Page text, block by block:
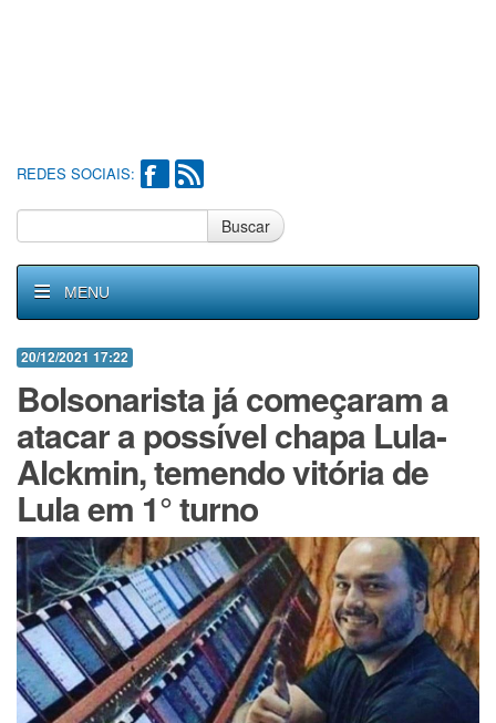
REDES SOCIAIS:
Buscar
MENU
20/12/2021 17:22
Bolsonarista já começaram a
atacar a possível chapa Lula-
Alckmin, temendo vitória de
Lula em 1° turno